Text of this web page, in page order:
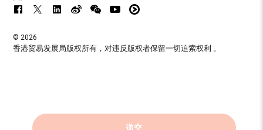
递交
© 2026
香港贸易发展局版权所有，对违反版权者保留一切追索权利 。